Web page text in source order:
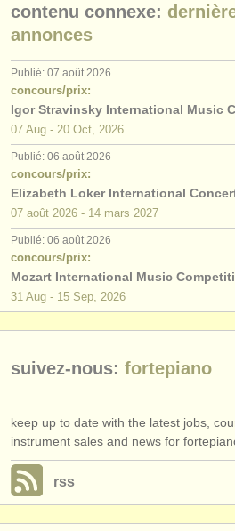
contactez nous
rss feeds
actualités musique
éditeurs:
ajouter votre annonce
find out about our
ATS faq
s'identifier
piano perdu (5)
contenu connexe:
annonces
Publié: 07 août 2026
concours/prix:
Igor Stravinsky International Music
07 Aug - 20 Oct, 2026
Publié: 06 août 2026
concours/prix:
Elizabeth Loker International
07 août 2026 - 14 mars 2027
Publié: 06 août 2026
concours/prix:
Mozart International Music
31 Aug - 15 Sep, 2026
suivez-nous: fortepiano
keep up to date with the latest jobs,
instrument sales and news for
rss